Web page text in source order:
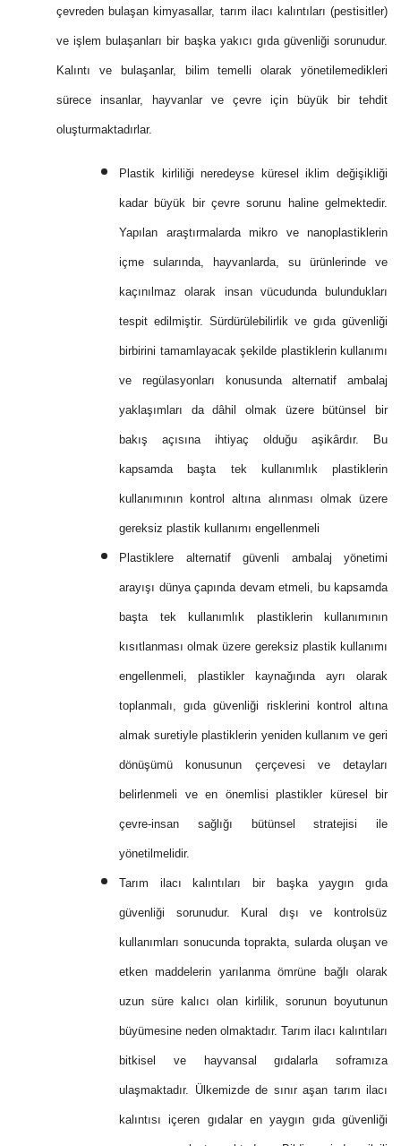
çevreden bulaşan kimyasallar, tarım ilacı kalıntıları (pestisitler)
ve işlem bulaşanları bir başka yakıcı gıda güvenliği sorunudur.
Kalıntı ve bulaşanlar, bilim temelli olarak yönetilemedikleri
sürece insanlar, hayvanlar ve çevre için büyük bir tehdit
oluşturmaktadırlar.
Plastik kirliliği neredeyse küresel iklim değişikliği
kadar büyük bir çevre sorunu haline gelmektedir.
Yapılan araştırmalarda mikro ve nanoplastiklerin
içme sularında, hayvanlarda, su ürünlerinde ve
kaçınılmaz olarak insan vücudunda bulundukları
tespit edilmiştir. Sürdürülebilirlik ve gıda güvenliği
birbirini tamamlayacak şekilde plastiklerin kullanımı
ve regülasyonları konusunda alternatif ambalaj
yaklaşımları da dâhil olmak üzere bütünsel bir
bakış açısına ihtiyaç olduğu aşikârdır. Bu
kapsamda başta tek kullanımlık plastiklerin
kullanımının kontrol altına alınması olmak üzere
gereksiz plastik kullanımı engellenmeli
Plastiklere alternatif güvenli ambalaj yönetimi
arayışı dünya çapında devam etmeli, bu kapsamda
başta tek kullanımlık plastiklerin kullanımının
kısıtlanması olmak üzere gereksiz plastik kullanımı
engellenmeli, plastikler kaynağında ayrı olarak
toplanmalı, gıda güvenliği risklerini kontrol altına
almak suretiyle plastiklerin yeniden kullanım ve geri
dönüşümü konusunun çerçevesi ve detayları
belirlenmeli ve en önemlisi plastikler küresel bir
çevre-insan sağlığı bütünsel stratejisi ile
yönetilmelidir.
Tarım ilacı kalıntıları bir başka yaygın gıda
güvenliği sorunudur. Kural dışı ve kontrolsüz
kullanımları sonucunda toprakta, sularda oluşan ve
etken maddelerin yarılanma ömrüne bağlı olarak
uzun süre kalıcı olan kirlilik, sorunun boyutunun
büyümesine neden olmaktadır. Tarım ilacı kalıntıları
bitkisel ve hayvansal gıdalarla soframıza
ulaşmaktadır. Ülkemizde de sınır aşan tarım ilacı
kalıntısı içeren gıdalar en yaygın gıda güvenliği